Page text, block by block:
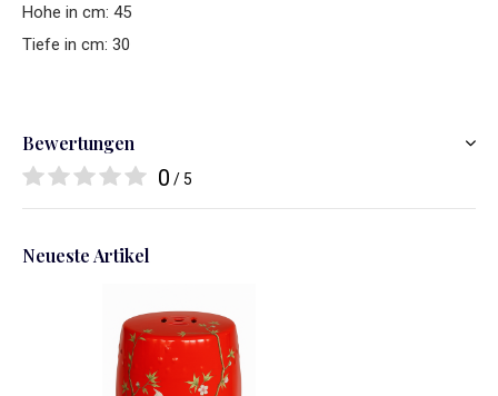
Hohe in cm: 45
Tiefe in cm: 30
Bewertungen
0 / 5
Neueste Artikel